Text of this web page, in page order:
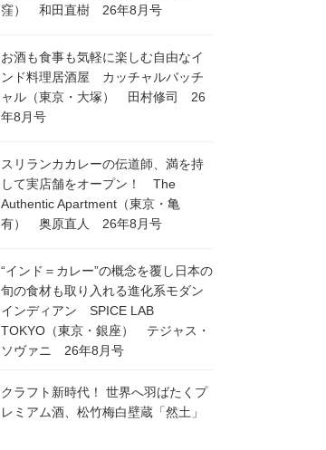
窪） 和田直樹 26年8月号
お酒も食事も気軽に楽しむ自由なイ
ンド料理居酒屋 カッチャルバッチ
ャル（東京・大塚） 田村修司 26
年8月号
スリランカカレーの伝道師、満を持
して実店舗をオープン！ The
Authentic Apartment（東京・亀
有） 奥原直人 26年8月号
“インド＝カレー”の概念を覆し日本の
旬の食材も取り入れる進化系モダン
インディアン SPICE LAB
TOKYO（東京・銀座） テジャス・
ソヴァニ 26年8月号
クラフト新時代！ 世界へ羽ばたくプ
レミアム酒、松竹梅白壁蔵「然土」